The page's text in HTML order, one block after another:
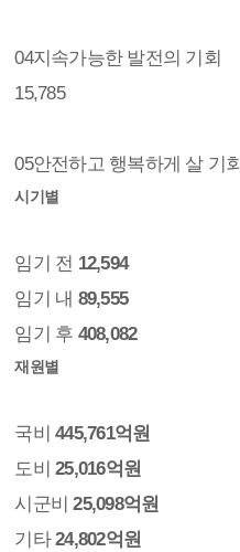
04지속가능한 발전의 기회
15,785
05안전하고 행복하게 살 기회
시기별
임기 전 12,594
임기 내 89,555
임기 후 408,082
재원별
국비445,761억원
도비25,016억원
시군비25,098억원
기타24,802억원